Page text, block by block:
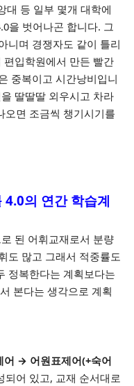
대 등 일부 몇개 대학에
을 벗어나곤 합니다. 그
니며 경쟁자도 같이 틀리
편입학원에서 만든 빨간
중복이고 시간낭비입니
딸딸딸 외우시고 차라
오면 조금씩 챙기시기를
의 연간 학습계
된 어휘교재로서 분량
도 많고 그래서 적중률도
정복한다는 계획보다는
본다는 생각으로 계획
어 → 어원표제어(+숙어
되어 있고, 교재 순서대로